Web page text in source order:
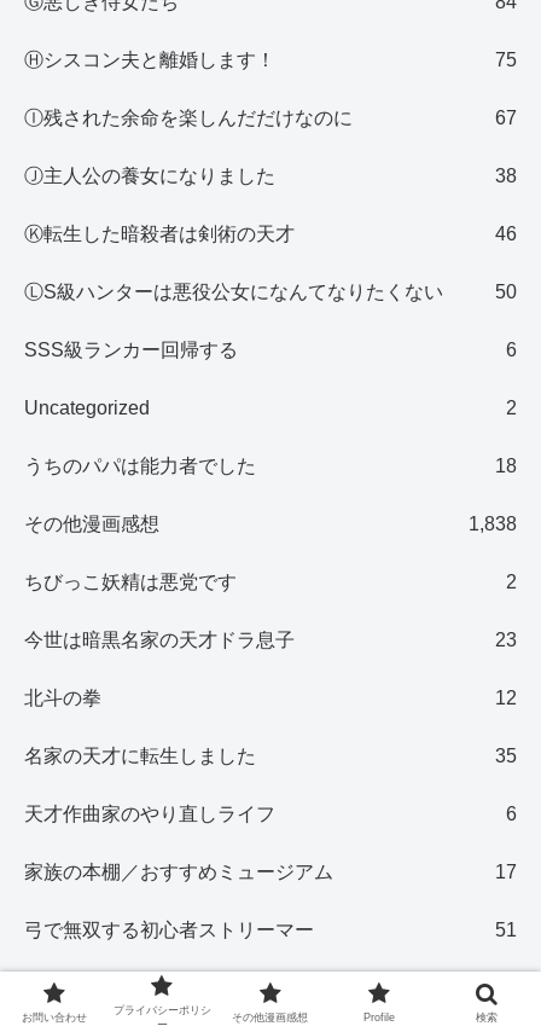
Ⓗシスコン夫と離婚します！ 75
Ⓘ残された余命を楽しんだだけなのに 67
Ⓙ主人公の養女になりました 38
Ⓚ転生した暗殺者は剣術の天才 46
ⓁS級ハンターは悪役公女になんてなりたくない 50
SSS級ランカー回帰する 6
Uncategorized 2
うちのパパは能力者でした 18
その他漫画感想 1,838
ちびっこ妖精は悪党です 2
今世は暗黒名家の天才ドラ息子 23
北斗の拳 12
名家の天才に転生しました 35
天才作曲家のやり直しライフ 6
家族の本棚／おすすめミュージアム 17
弓で無双する初心者ストリーマー 51
悪女を殺して
お問い合わせ
プライバシーポリシ
ー
その他漫画感想 Profile 検索